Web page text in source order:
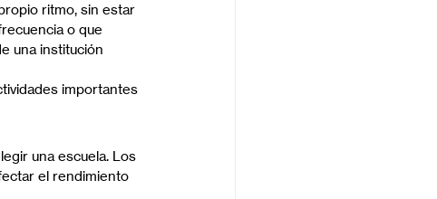
ritmo, sin estar
o que
una institución
importantes
una escuela. Los
el rendimiento